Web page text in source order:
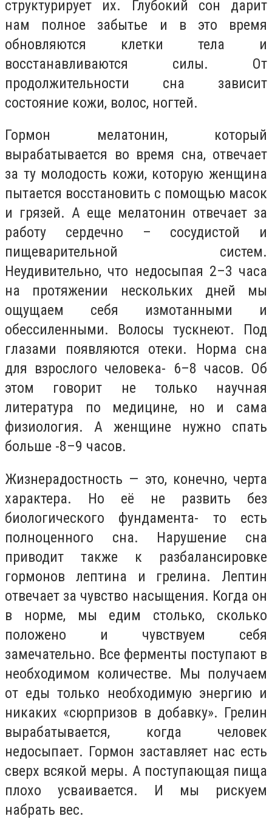
структурирует их. Глубокий сон дарит
нам полное забытье и в это время
обновляются клетки тела и
восстанавливаются силы. От
продолжительности сна зависит
состояние кожи, волос, ногтей.
Гормон мелатонин, который
вырабатывается во время сна, отвечает
за ту молодость кожи, которую женщина
пытается восстановить с помощью масок
и грязей. А еще мелатонин отвечает за
работу сердечно – сосудистой и
пищеварительной систем.
Неудивительно, что недосыпая 2–3 часа
на протяжении нескольких дней мы
ощущаем себя измотанными и
обессиленными. Волосы тускнеют. Под
глазами появляются отеки. Норма сна
для взрослого человека- 6–8 часов. Об
этом говорит не только научная
литература по медицине, но и сама
физиология. А женщине нужно спать
больше -8–9 часов.
Жизнерадостность — это, конечно, черта
характера. Но её не развить без
биологического фундамента- то есть
полноценного сна. Нарушение сна
приводит также к разбалансировке
гормонов лептина и грелина. Лептин
отвечает за чувство насыщения. Когда он
в норме, мы едим столько, сколько
положено и чувствуем себя
замечательно. Все ферменты поступают в
необходимом количестве. Мы получаем
от еды только необходимую энергию и
никаких «сюрпризов в добавку». Грелин
вырабатывается, когда человек
недосыпает. Гормон заставляет нас есть
сверх всякой меры. А поступающая пища
плохо усваивается. И мы рискуем
набрать вес.